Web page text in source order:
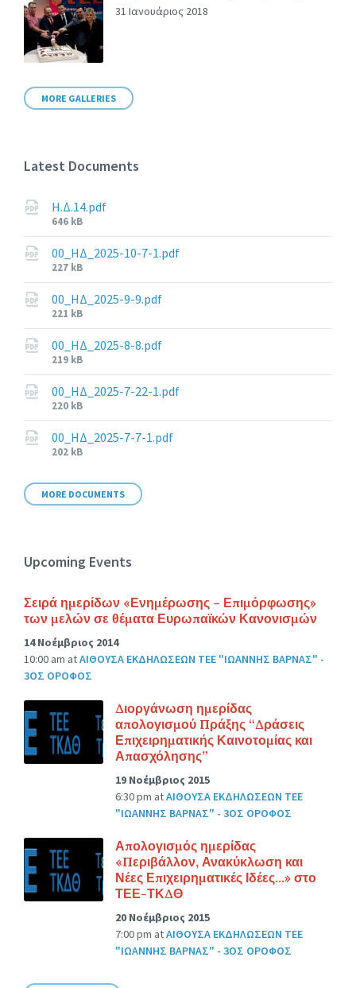
31 Ιανουάριος 2018
MORE GALLERIES
Latest Documents
Η.Δ.14.pdf
File
size:
646 kB
00_ΗΔ_2025-10-7-1.pdf
File
size:
227 kB
00_ΗΔ_2025-9-9.pdf
File
size:
221 kB
00_ΗΔ_2025-8-8.pdf
File
size:
219 kB
00_ΗΔ_2025-7-22-1.pdf
File
size:
220 kB
00_ΗΔ_2025-7-7-1.pdf
File
202 kB
MORE DOCUMENTS
Upcoming Events
Σειρά ημερίδων «Ενημέρωσης – Επιμόρφωσης»
των μελών σε θέματα Ευρωπαϊκών Κανονισμών
14 Νοέμβριος 2014
10:00 am atΑΙΘΟΥΣΑ ΕΚΔΗΛΩΣΕΩΝ ΤΕΕ "ΙΩΑΝΝΗΣ ΒΑΡΝΑΣ" -
3ΟΣ ΟΡΟΦΟΣ
Διοργάνωση ημερίδας
απολογισμού Πράξης “Δράσεις
Επιχειρηματικής Καινοτομίας και
Απασχόλησης”
19 Νοέμβριος 2015
6:30 pm atΑΙΘΟΥΣΑ ΕΚΔΗΛΩΣΕΩΝ ΤΕΕ
"ΙΩΑΝΝΗΣ ΒΑΡΝΑΣ" - 3ΟΣ ΟΡΟΦΟΣ
Απολογισμός ημερίδας
«Περιβάλλον, Ανακύκλωση και
Νέες Επιχειρηματικές Ιδέες…» στο
ΤΕΕ-ΤΚΔΘ
20 Νοέμβριος 2015
7:00 pm atΑΙΘΟΥΣΑ ΕΚΔΗΛΩΣΕΩΝ ΤΕΕ
"ΙΩΑΝΝΗΣ ΒΑΡΝΑΣ" - 3ΟΣ ΟΡΟΦΟΣ